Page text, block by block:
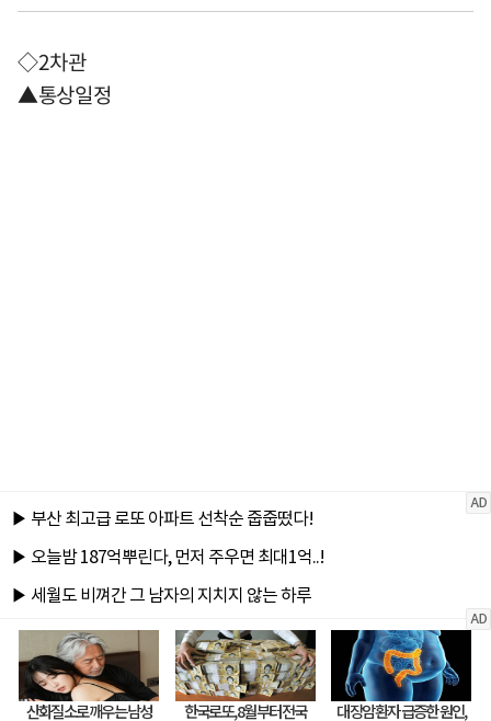
◇2차관
▲통상일정